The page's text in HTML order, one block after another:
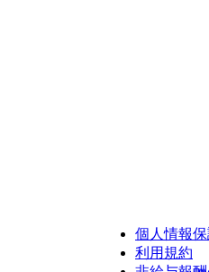
個人情報
利用規約